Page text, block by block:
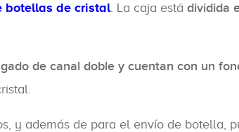
botellas de cristal. La caja está dividida
de canal doble y cuentan con un
y además de para el envío de botella,